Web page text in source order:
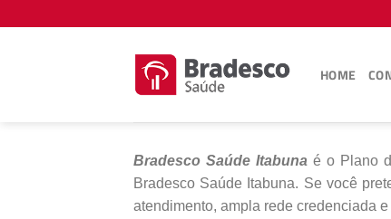
to
HOME
Bradesco Saúde Itabuna é o Plano
Bradesco Saúde Itabuna. Se você
atendimento, ampla rede credenciada